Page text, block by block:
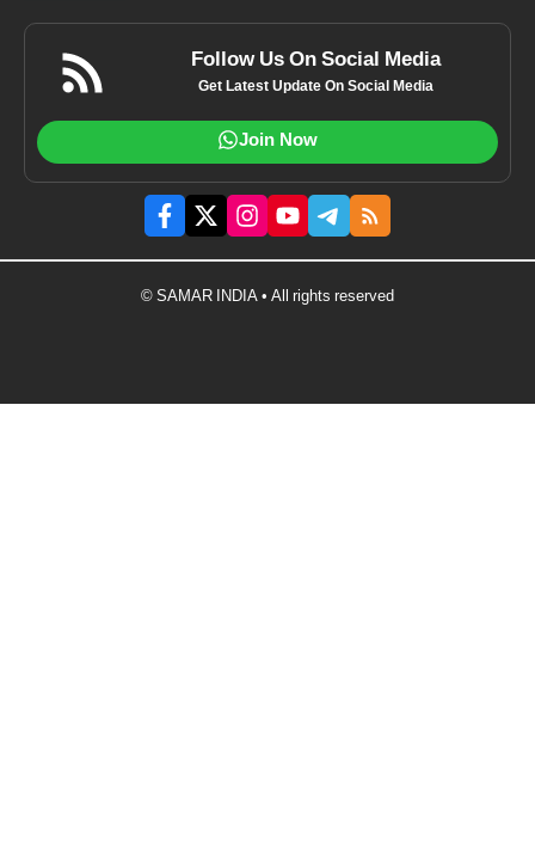
Follow Us On Social Media
Get Latest Update On Social Media
Join Now
© SAMAR INDIA • All rights reserved